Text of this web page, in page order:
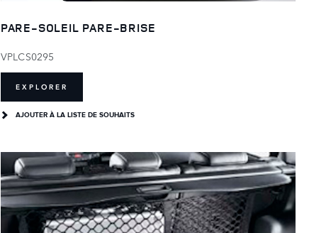
PARE-SOLEIL PARE-BRISE
VPLCS0295
EXPLORER
AJOUTER À LA LISTE DE SOUHAITS